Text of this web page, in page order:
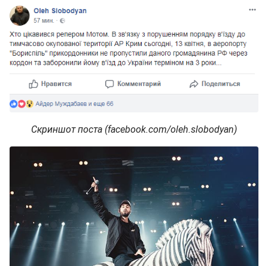
Скриншот поста (facebook.com/oleh.slobodyan)